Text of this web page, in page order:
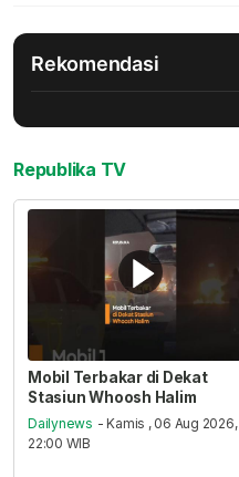
Rekomendasi
Republika TV
Mobil Terbakar di Dekat
Stasiun Whoosh Halim
Dailynews - Kamis , 06 Aug 2026,
22:00 WIB